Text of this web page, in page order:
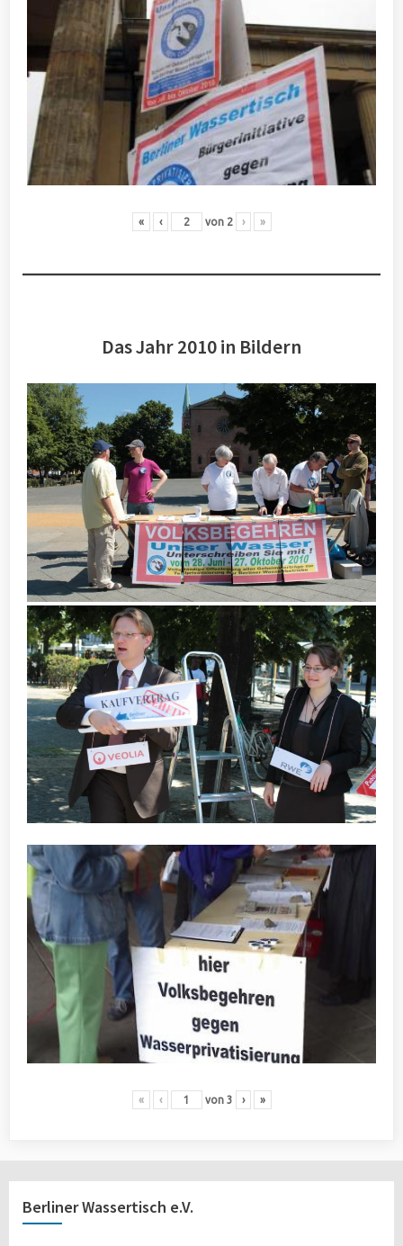
« ‹ von 2 › »
Das Jahr 2010 in Bildern
« ‹ von 3 › »
Berliner Wassertisch e.V.